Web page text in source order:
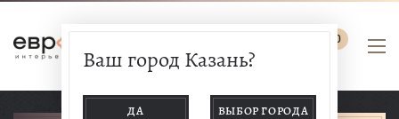
0
Ваш город Казань?
ДА ВЫБОР ГОРОДА